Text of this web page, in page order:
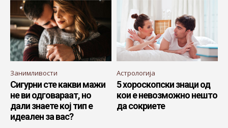
Занимливости
Сигурни сте какви мажи
не ви одговараат, но
дали знаете кој тип е
идеален за вас?
Астрологија
5 хороскопски знаци од
кои е невозможно нешто
да сокриете